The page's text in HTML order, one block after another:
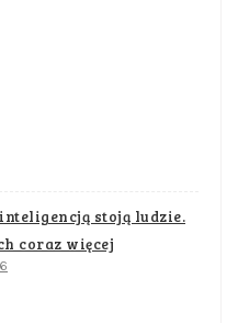
stoją ludzie.
coraz więcej